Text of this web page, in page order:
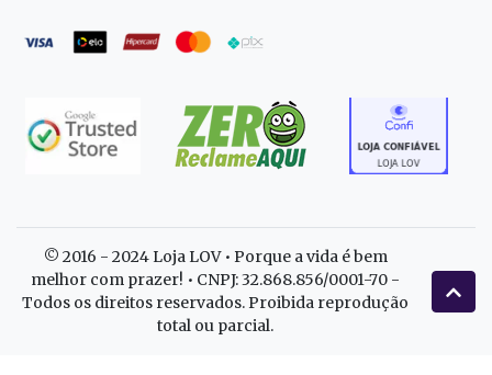
© 2016 - 2024 Loja LOV • Porque a vida é bem
melhor com prazer! • CNPJ: 32.868.856/0001-70 -
Todos os direitos reservados. Proibida reprodução
total ou parcial.